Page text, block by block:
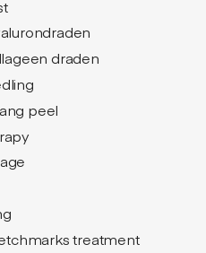
draden
peel
treatment